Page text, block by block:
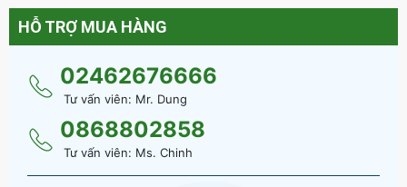
Ưu điểm lớn của sofa văng là không tốn nhiều diện tích kê.
hợp với không gian phòng khách nhỏ, phòng hẹp một chiều,
phòng riêng cá nhân… Khi có thêm khách thì có thể sử dụng
Dành cho các không gian đẹp hiện đại như:
HỖ TRỢ MUA HÀNG
02462676666
Tư vấn viên: Mr. Dung
0868802858
Tư vấn viên: Ms. Chinh